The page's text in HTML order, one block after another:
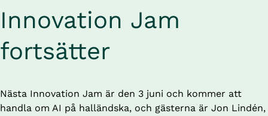
Innovation Jam
fortsätter
Nästa Innovation Jam är den 3 juni och kommer att
handla om AI på halländska, och gästerna är Jon Lindén,